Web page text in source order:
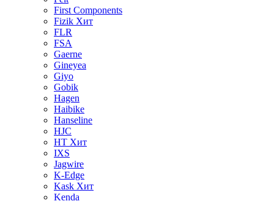
First Components
Fizik Хит
FLR
FSA
Gaerne
Gineyea
Giyo
Gobik
Hagen
Haibike
Hanseline
HJC
HT Хит
IXS
Jagwire
K-Edge
Kask Хит
Kenda